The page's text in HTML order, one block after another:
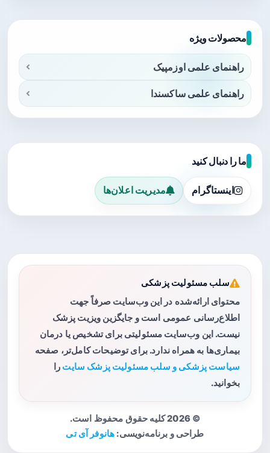
محصولات ویژه
راهنمای علمی اوزمپیک
راهنمای علمی ساکسندا
ما را دنبال کنید
اینستاگرام مدیریت اعلان‌ها
سلب مسئولیت پزشکی
محتوای ارائه‌شده در این وب‌سایت صرفاً جهت
اطلاع‌رسانی عمومی است و جایگزین ویزیت پزشک
نیست. این وب‌سایت مسئولیتی برای تشخیص یا درمان
بیماری‌ها به همراه ندارد. برای توضیحات کامل‌تر، صفحه
سیاست پزشکی و سلب مسئولیت پزشک سایت را
بخوانید.
© 2026 کلیه حقوق محفوظ است.
طراحی و برنامه‌نویسی: هانوفر آی تی